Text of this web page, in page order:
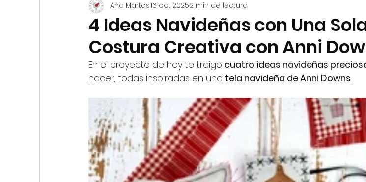
Técnicas de Costura Apliquick Costura con Retales
Básicos de Costura Navidad Campus de Costura 2023
My First Stitches
4 Ideas Navideñas con Una
Costura Creativa con Anni
Ana Martos16 oct 20252 min de lectura
En el proyecto de hoy te traigo cuatro ideas navideñas
hacer, todas inspiradas en una tela navideña de Anni Downs.